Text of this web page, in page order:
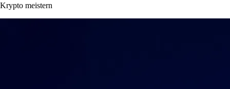
Krypto meistern